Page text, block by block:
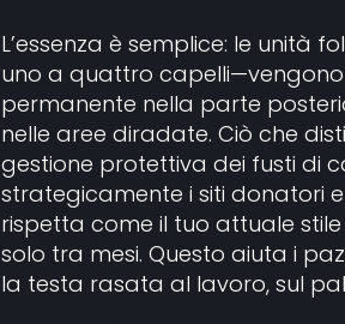
L’essenza è semplice: le
uno a quattro
permanente nella parte
nelle aree diradate. Ciò che
gestione protettiva dei fusti di
strategicamente i siti donatori
rispetta come il tuo attuale
solo tra mesi. Questo aiuta i
la testa rasata al lavoro, sul